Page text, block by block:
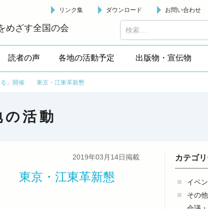
めざす全国の会
リンク集 ダウンロード お問い合わせ
読者の声 各地の活動予定 出版物・宣伝物
る」開催 東京・江東革新懇
の活動
2019年03月14日掲載
東京・江東革新懇
カテゴ
イベ
その他